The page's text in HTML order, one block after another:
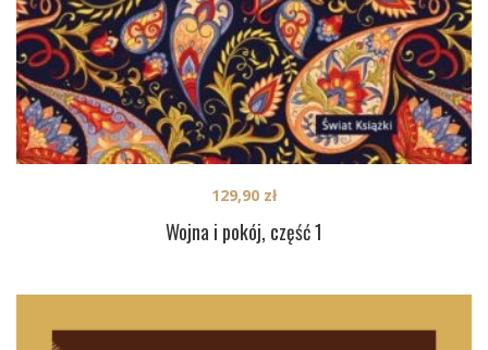
Wojna i pokój, część 1
129,90 zł